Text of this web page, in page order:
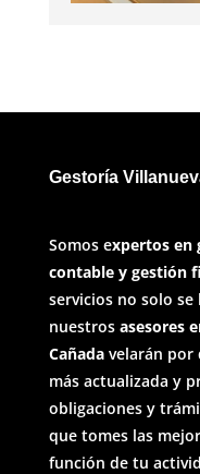
Gestoría
Somos expertos en
contable y gestión
servicios no solo
nuestros asesores
Cañadavelarán por
más actualizada y
obligaciones y
que tomes las
función de tu